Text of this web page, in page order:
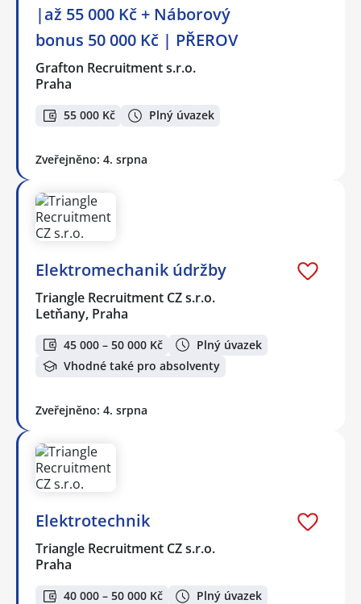
|až 55 000 Kč + Náborový
bonus 50 000 Kč | PŘEROV
Grafton Recruitment s.r.o.
Praha
55 000 Kč Plný úvazek
Zveřejněno: 4. srpna
Elektromechanik údržby
Triangle Recruitment CZ s.r.o.
Letňany, Praha
45 000 – 50 000 Kč
Plný úvazek
Vhodné také pro absolventy
Zveřejněno: 4. srpna
Elektrotechnik
Triangle Recruitment CZ s.r.o.
Praha
40 000 – 50 000 Kč
Plný úvazek